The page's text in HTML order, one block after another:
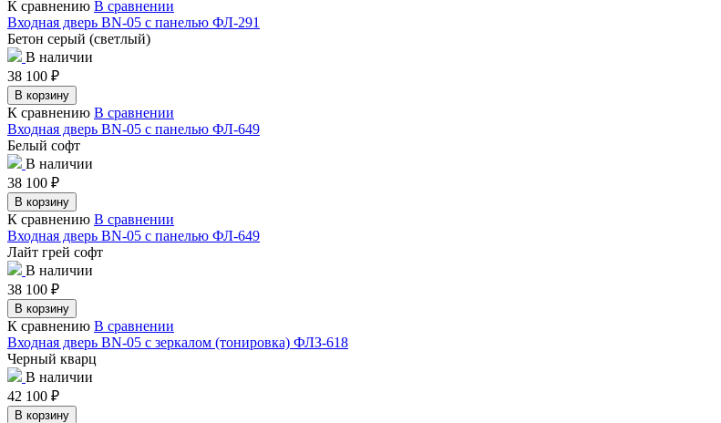
К сравнению В сравнении
Входная дверь BN-05 с панелью ФЛ-291
Бетон серый (светлый)
В наличии
38 100 ₽
В корзину
К сравнению В сравнении
Входная дверь BN-05 с панелью ФЛ-649
Белый софт
В наличии
38 100 ₽
В корзину
К сравнению В сравнении
Входная дверь BN-05 с панелью ФЛ-649
Лайт грей софт
В наличии
38 100 ₽
В корзину
К сравнению В сравнении
Входная дверь BN-05 с зеркалом (тонировка) ФЛЗ-618
Черный кварц
В наличии
42 100 ₽
В корзину